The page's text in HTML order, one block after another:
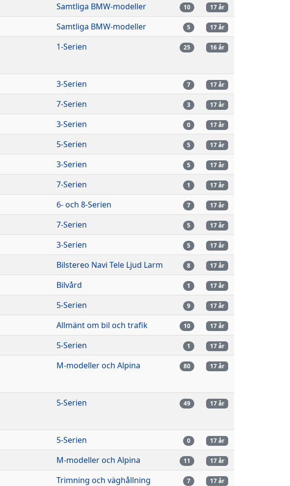
Samtliga BMW-modeller 10 17 år
Samtliga BMW-modeller 5 17 år
1-Serien 25 16 år
3-Serien 7 17 år
7-Serien 3 17 år
3-Serien 0 17 år
5-Serien 5 17 år
3-Serien 5 17 år
7-Serien 1 17 år
6- och 8-Serien 7 17 år
7-Serien 5 17 år
3-Serien 5 17 år
Bilstereo Navi Tele Ljud Larm 8 17 år
Bilvård 1 17 år
5-Serien 9 17 år
Allmänt om bil och trafik 10 17 år
5-Serien 1 17 år
M-modeller och Alpina 80 17 år
5-Serien 49 17 år
5-Serien 0 17 år
M-modeller och Alpina 11 17 år
Trimning och väghållning 7 17 år